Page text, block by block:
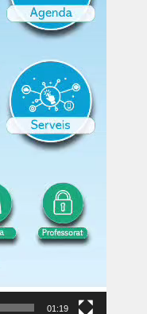
01:19